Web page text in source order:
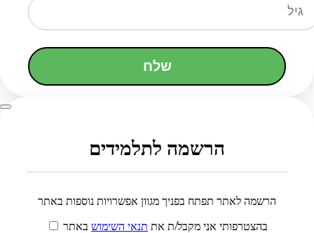
שלח
הרשמה לתלמידים
הרשמה לאתר תפתח בפניך מגוון אפשרויות נוספות באתר
בהצטרפותי אני מקבל/ת את תנאי השימוש באתר